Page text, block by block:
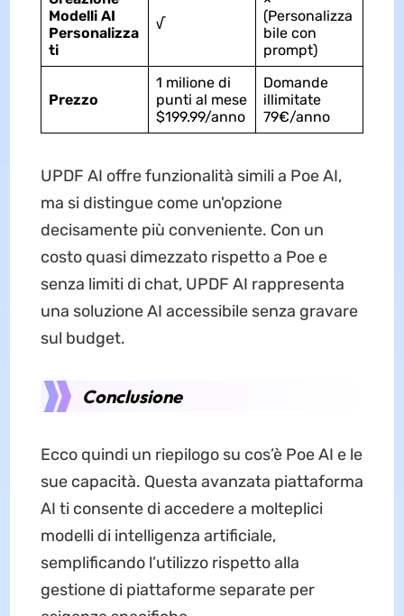
Modelli AI
Personalizza
ti
√
(Personalizza
bile con
prompt)
Prezzo
1 milione di
punti al mese
$199.99/anno
Domande
illimitate
79€/anno
UPDF AI offre funzionalità simili a Poe AI,
ma si distingue come un'opzione
decisamente più conveniente. Con un
costo quasi dimezzato rispetto a Poe e
senza limiti di chat, UPDF AI rappresenta
una soluzione AI accessibile senza gravare
sul budget.
Conclusione
Ecco quindi un riepilogo su cos’è Poe AI e le
sue capacità. Questa avanzata piattaforma
AI ti consente di accedere a molteplici
modelli di intelligenza artificiale,
semplificando l’utilizzo rispetto alla
gestione di piattaforme separate per